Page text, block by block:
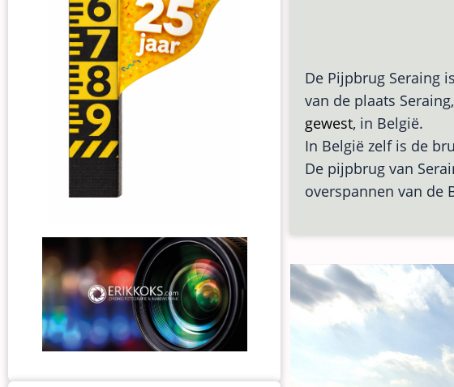
De Pijpbrug Seraing
van de plaats
gewest, in België.
In België zelf is de
De pijpbrug van
overspannen van de